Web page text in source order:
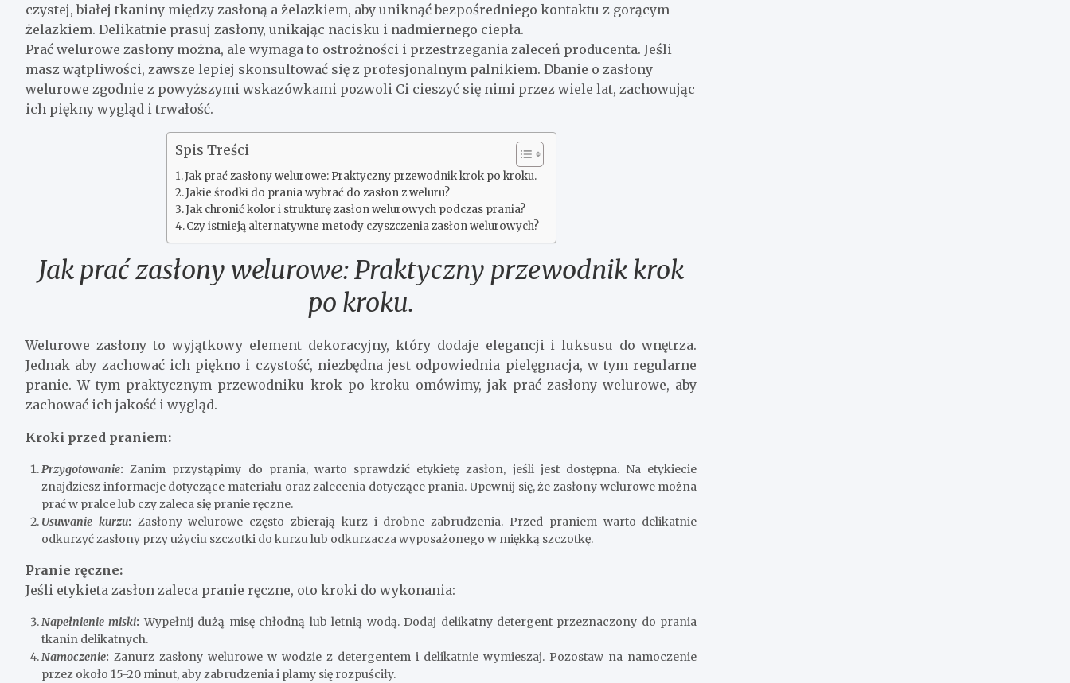
czystej, białej tkaniny między zasłoną a żelazkiem, aby uniknąć bezpośredniego kontaktu z gorącym
żelazkiem. Delikatnie prasuj zasłony, unikając nacisku i nadmiernego ciepła.
Prać welurowe zasłony można, ale wymaga to ostrożności i przestrzegania zaleceń producenta. Jeśli
masz wątpliwości, zawsze lepiej skonsultować się z profesjonalnym palnikiem. Dbanie o zasłony
welurowe zgodnie z powyższymi wskazówkami pozwoli Ci cieszyć się nimi przez wiele lat, zachowując
ich piękny wygląd i trwałość.
Spis Treści
Jak prać zasłony welurowe: Praktyczny przewodnik krok po kroku.
Jakie środki do prania wybrać do zasłon z weluru?
Jak chronić kolor i strukturę zasłon welurowych podczas prania?
Czy istnieją alternatywne metody czyszczenia zasłon welurowych?
Jak prać zasłony welurowe: Praktyczny przewodnik krok
po kroku.
Welurowe zasłony to wyjątkowy element dekoracyjny, który dodaje elegancji i luksusu do wnętrza.
Jednak aby zachować ich piękno i czystość, niezbędna jest odpowiednia pielęgnacja, w tym regularne
pranie. W tym praktycznym przewodniku krok po kroku omówimy, jak prać zasłony welurowe, aby
zachować ich jakość i wygląd.
Kroki przed praniem:
Przygotowanie: Zanim przystąpimy do prania, warto sprawdzić etykietę zasłon, jeśli jest dostępna. Na etykiecie
znajdziesz informacje dotyczące materiału oraz zalecenia dotyczące prania. Upewnij się, że zasłony welurowe można
prać w pralce lub czy zaleca się pranie ręczne.
Usuwanie kurzu: Zasłony welurowe często zbierają kurz i drobne zabrudzenia. Przed praniem warto delikatnie
odkurzyć zasłony przy użyciu szczotki do kurzu lub odkurzacza wyposażonego w miękką szczotkę.
Pranie ręczne:
Jeśli etykieta zasłon zaleca pranie ręczne, oto kroki do wykonania:
Napełnienie miski: Wypełnij dużą misę chłodną lub letnią wodą. Dodaj delikatny detergent przeznaczony do prania
tkanin delikatnych.
Namoczenie: Zanurz zasłony welurowe w wodzie z detergentem i delikatnie wymieszaj. Pozostaw na namoczenie
przez około 15-20 minut, aby zabrudzenia i plamy się rozpuściły.